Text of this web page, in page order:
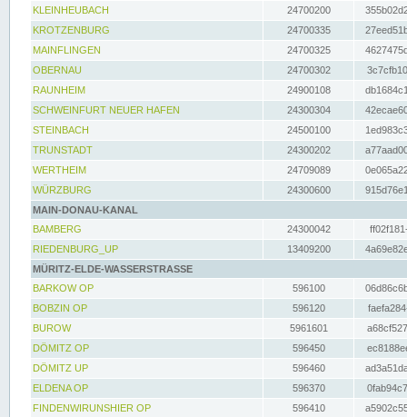
KLEINHEUBACH 24700200
KROTZENBURG
24700335
MAINFLINGEN
24700325
OBERNAU
24700302
RAUNHEIM
24900108
SCHWEINFURT NEUER HAFEN
24300304
STEINBACH
24500100
TRUNSTADT
24300202
WERTHEIM
24709089
WÜRZBURG
24300600
MAIN-DONAU-KANAL
BAMBERG
24300042
RIEDENBURG_UP
13409200
MÜRITZ-ELDE-WASSERSTRASSE
BARKOW OP
596100
BOBZIN OP
596120
BUROW
5961601
DÖMITZ OP
596450
DÖMITZ UP
596460
ELDENA OP
596370
FINDENWIRUNSHIER OP
596410